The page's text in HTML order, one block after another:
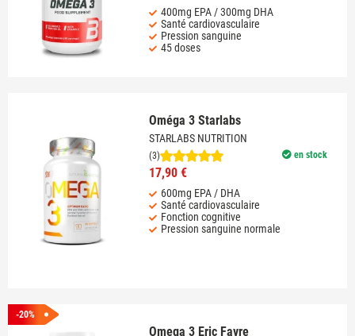
400mg EPA / 300mg DHA
Santé cardiovasculaire
Pression sanguine
45 doses
Oméga 3 Starlabs
STARLABS NUTRITION
en stock
(3)
17,90 €
600mg EPA / DHA
Santé cardiovasculaire
Fonction cognitive
Pression sanguine normale
-20%
Omega 3 Eric Favre